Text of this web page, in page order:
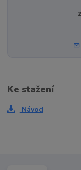
Ke stažení
Návod